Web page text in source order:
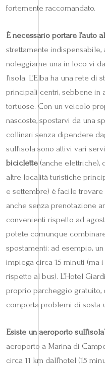
fortemente raccomandato.
È necessario portare l’auto
strettamente indispensabile,
noleggiarne una in loco vi
l’isola. L’Elba ha una rete
principali centri, sebbene in
tortuose. Con un veicolo
nascoste, spostarvi da una
collinari senza dipendere
sull’isola sono attivi vari
biciclette (anche elettriche),
altre località turistiche
e settembre) è facile
anche senza prenotazione
convenienti rispetto ad
potete comunque
spostamenti: ad esempio,
impiega circa 15 minuti (ma
rispetto al bus). L’Hotel
proprio parcheggio gratuito,
comporta problemi di sosta
Esiste un aeroporto
aeroporto a Marina di
circa 11 km dall’hotel (15